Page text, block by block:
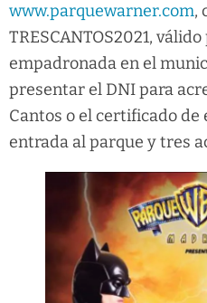
www.parquewarner.com,
TRESCANTOS2021,
empadronada en el
presentar el DNI para
Cantos o el certificado
entrada al parque y tres